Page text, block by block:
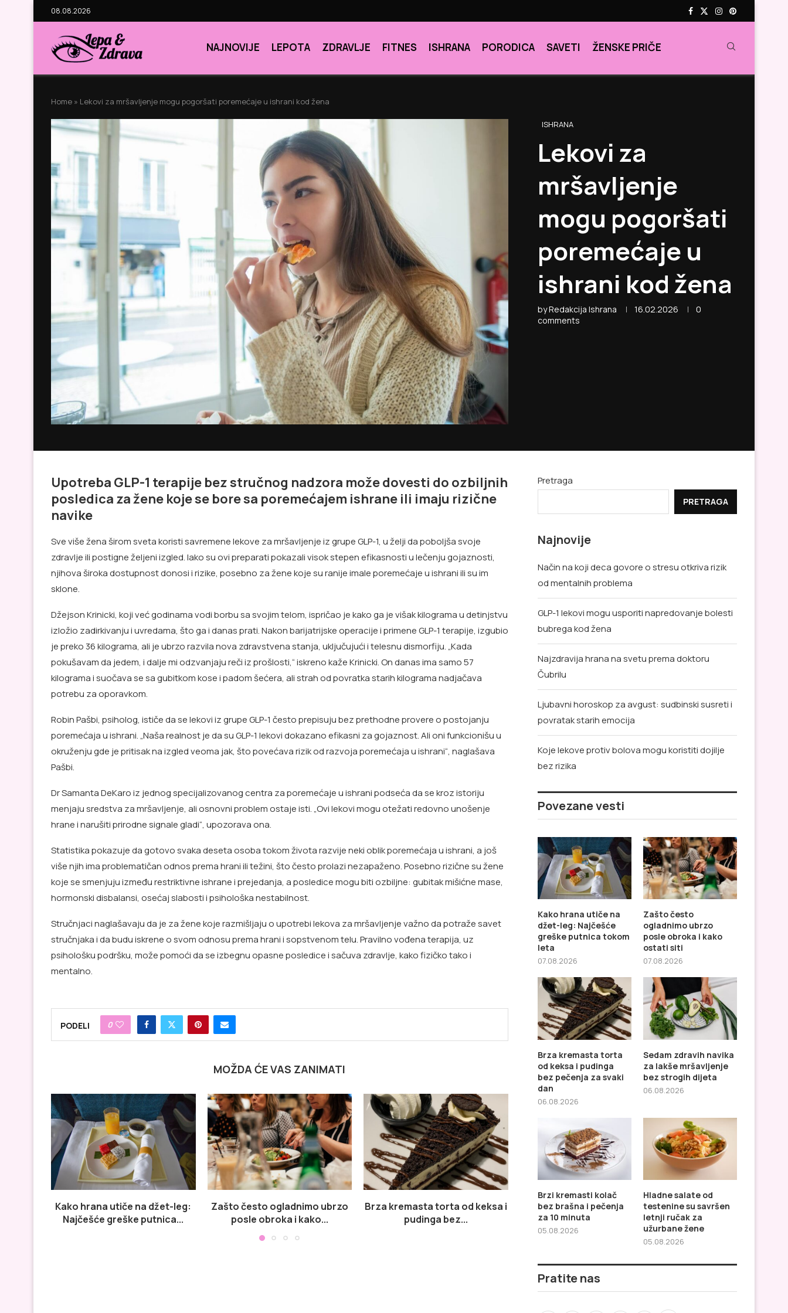
08.08.2026
NAJNOVIJE LEPOTA ZDRAVLJE FITNES ISHRANA PORODICA SAVETI ŽENSKE PRIČE
Home » Lekovi za mršavljenje mogu pogoršati poremećaje u ishrani kod žena
ISHRANA
Lekovi za
mršavljenje
mogu pogoršati
poremećaje u
ishrani kod žena
byRedakcija Ishrana 16.02.2026
0
comments
Upotreba GLP-1 terapije bez stručnog nadzora može dovesti do ozbiljnih
posledica za žene koje se bore sa poremećajem ishrane ili imaju rizične
navike
Sve više žena širom sveta koristi savremene lekove za mršavljenje iz grupe GLP-1, u želji da poboljša svoje
zdravlje ili postigne željeni izgled. Iako su ovi preparati pokazali visok stepen efikasnosti u lečenju gojaznosti,
njihova široka dostupnost donosi i rizike, posebno za žene koje su ranije imale poremećaje u ishrani ili su im
sklone.
Džejson Krinicki, koji već godinama vodi borbu sa svojim telom, ispričao je kako ga je višak kilograma u detinjstvu
izložio zadirkivanju i uvredama, što ga i danas prati. Nakon barijatrijske operacije i primene GLP-1 terapije, izgubio
je preko 36 kilograma, ali je ubrzo razvila nova zdravstvena stanja, uključujući i telesnu dismorfiju. „Kada
pokušavam da jedem, i dalje mi odzvanjaju reči iz prošlosti,“ iskreno kaže Krinicki. On danas ima samo 57
kilograma i suočava se sa gubitkom kose i padom šećera, ali strah od povratka starih kilograma nadjačava
potrebu za oporavkom.
Robin Pašbi, psiholog, ističe da se lekovi iz grupe GLP-1 često prepisuju bez prethodne provere o postojanju
poremećaja u ishrani. „Naša realnost je da su GLP-1 lekovi dokazano efikasni za gojaznost. Ali oni funkcionišu u
okruženju gde je pritisak na izgled veoma jak, što povećava rizik od razvoja poremećaja u ishrani“, naglašava
Pašbi.
Dr Samanta DeKaro iz jednog specijalizovanog centra za poremećaje u ishrani podseća da se kroz istoriju
menjaju sredstva za mršavljenje, ali osnovni problem ostaje isti. „Ovi lekovi mogu otežati redovno unošenje
hrane i narušiti prirodne signale gladi“, upozorava ona.
Statistika pokazuje da gotovo svaka deseta osoba tokom života razvije neki oblik poremećaja u ishrani, a još
više njih ima problematičan odnos prema hrani ili težini, što često prolazi nezapaženo. Posebno rizične su žene
koje se smenjuju između restriktivne ishrane i prejedanja, a posledice mogu biti ozbiljne: gubitak mišićne mase,
hormonski disbalansi, osećaj slabosti i psihološka nestabilnost.
Stručnjaci naglašavaju da je za žene koje razmišljaju o upotrebi lekova za mršavljenje važno da potraže savet
stručnjaka i da budu iskrene o svom odnosu prema hrani i sopstvenom telu. Pravilno vođena terapija, uz
psihološku podršku, može pomoći da se izbegnu opasne posledice i sačuva zdravlje, kako fizičko tako i
mentalno.
PODELI 0
MOŽDA ĆE VAS ZANIMATI
Kako hrana utiče na džet-leg:
Najčešće greške putnica...
Zašto često ogladnimo ubrzo
posle obroka i kako...
Brza kremasta torta od keksa i
pudinga bez...
Sedam zdravih navika za lakše
mršavljenje bez strogih...
Brzi kremasti kolač bez
Pretraga
PRETRAGA
Najnovije
Način na koji deca govore o stresu otkriva rizik
od mentalnih problema
GLP-1 lekovi mogu usporiti napredovanje bolesti
bubrega kod žena
Najzdravija hrana na svetu prema doktoru
Čubrilu
Ljubavni horoskop za avgust: sudbinski susreti i
povratak starih emocija
Koje lekove protiv bolova mogu koristiti dojilje
bez rizika
Povezane vesti
Kako hrana utiče na
džet-leg: Najčešće
greške putnica tokom
leta
07.08.2026
Zašto često
ogladnimo ubrzo
posle obroka i kako
ostati siti
07.08.2026
Brza kremasta torta
od keksa i pudinga
bez pečenja za svaki
dan
06.08.2026
Sedam zdravih navika
za lakše mršavljenje
bez strogih dijeta
06.08.2026
Brzi kremasti kolač
bez brašna i pečenja
za 10 minuta
05.08.2026
Hladne salate od
testenine su savršen
letnji ručak za
užurbane žene
05.08.2026
Pratite nas